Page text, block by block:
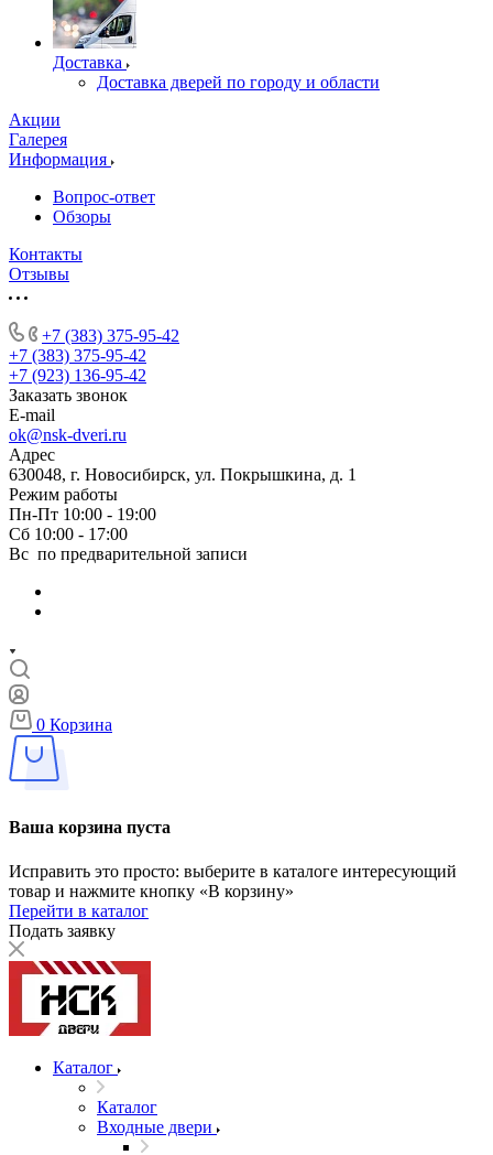
Доставка
Доставка дверей по городу и области
Акции
Галерея
Информация
Вопрос-ответ
Обзоры
Контакты
Отзывы
+7 (383) 375-95-42
+7 (383) 375-95-42
+7 (923) 136-95-42
Заказать звонок
E-mail
ok@nsk-dveri.ru
Адрес
630048, г. Новосибирск, ул. Покрышкина, д. 1
Режим работы
Пн-Пт 10:00 - 19:00
Сб 10:00 - 17:00
Вс по предварительной записи
0 Корзина
Ваша корзина пуста
Исправить это просто: выберите в каталоге интересующий
товар и нажмите кнопку «В корзину»
Перейти в каталог
Подать заявку
Каталог
Каталог
Входные двери